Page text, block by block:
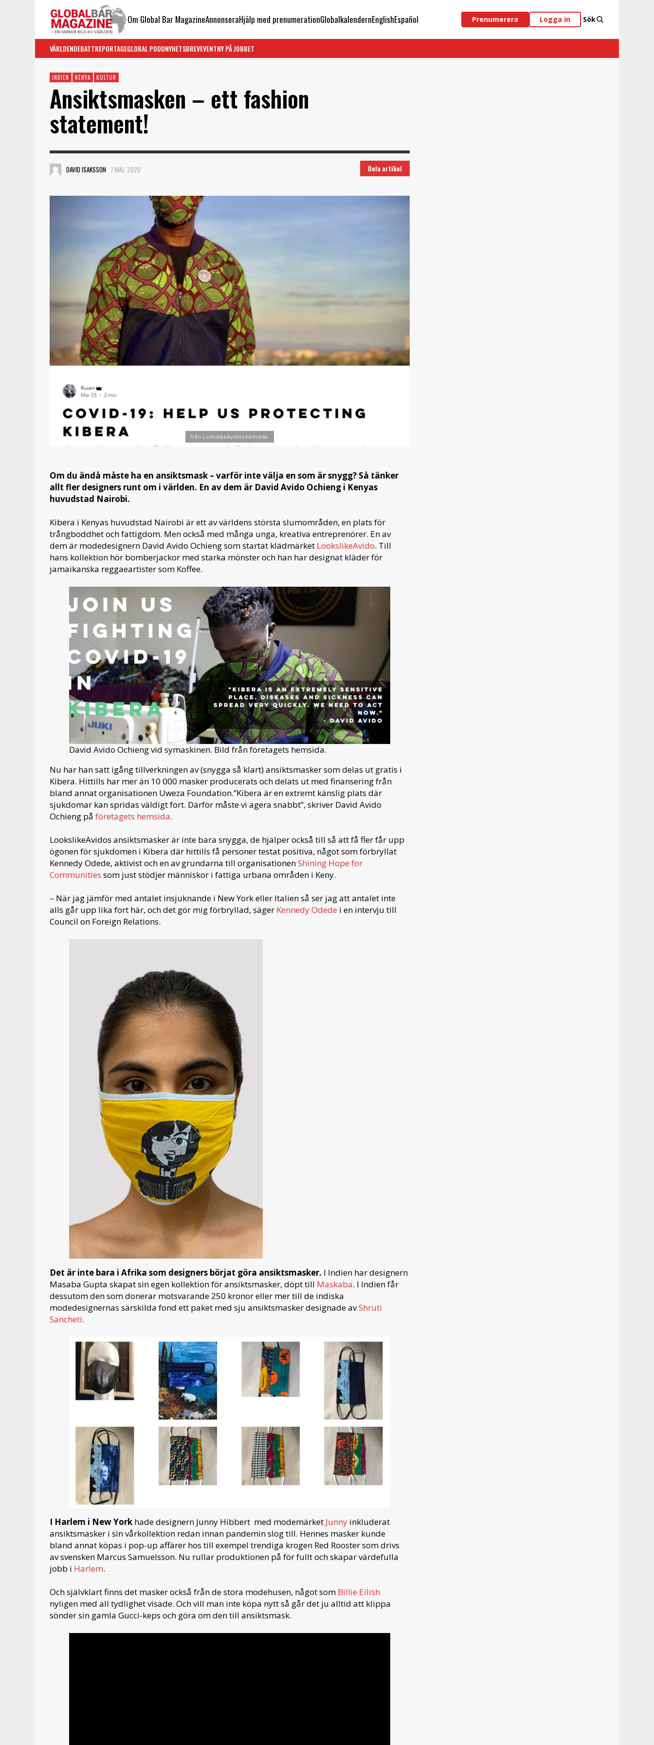
Om Global Bar MagazineAnnonseraHjälp med prenumerationGlobalkalendernEnglishEspañol Prenumerera Logga in Sök
VÄRLDENDEBATTREPORTAGEGLOBAL PODDNYHETSBREVEVENTNY PÅ JOBBET
INDIEN KENYA KULTUR
Ansiktsmasken – ett fashion
statement!
DAVID ISAKSSON 7 MAJ, 2020 Dela artikel
från LookslikeAvidos hemsida.
Om du ändå måste ha en ansiktsmask – varför inte välja en som är snygg? Så tänker
allt fler designers runt om i världen. En av dem är David Avido Ochieng i Kenyas
huvudstad Nairobi.
Kibera i Kenyas huvudstad Nairobi är ett av världens största slumområden, en plats för
trångboddhet och fattigdom. Men också med många unga, kreativa entreprenörer. En av
dem är modedesignern David Avido Ochieng som startat klädmärket LookslikeAvido. Till
hans kollektion hör bomberjackor med starka mönster och han har designat kläder för
jamaikanska reggaeartister som Koffee.
David Avido Ochieng vid symaskinen. Bild från företagets hemsida.
Nu har han satt igång tillverkningen av (snygga så klart) ansiktsmasker som delas ut gratis i
Kibera. Hittills har mer än 10 000 masker producerats och delats ut med finansering från
bland annat organisationen Uweza Foundation.”Kibera är en extremt känslig plats där
sjukdomar kan spridas väldigt fort. Därför måste vi agera snabbt”, skriver David Avido
Ochieng på företagets hemsida.
LookslikeAvidos ansiktsmasker är inte bara snygga, de hjälper också till så att få fler får upp
ögonen för sjukdomen i Kibera där hittills få personer testat positiva, något som förbryllat
Kennedy Odede, aktivist och en av grundarna till organisationenShining Hope for
Communities som just stödjer människor i fattiga urbana områden i Keny.
– När jag jämför med antalet insjuknande i New York eller Italien så ser jag att antalet inte
alls går upp lika fort här, och det gör mig förbryllad, säger Kennedy Odede i en intervju till
Council on Foreign Relations.
Det är inte bara i Afrika som designers börjat göra ansiktsmasker. I Indien har designern
Masaba Gupta skapat sin egen kollektion för ansiktsmasker, döpt till Maskaba. I Indien får
dessutom den som donerar motsvarande 250 kronor eller mer till de indiska
modedesignernas särskilda fond ett paket med sju ansiktsmasker designade avShruti
Sancheti.
I Harlem i New York hade designern Junny Hibbert med modemärket Junny inkluderat
ansiktsmasker i sin vårkollektion redan innan pandemin slog till. Hennes masker kunde
bland annat köpas i pop-up affärer hos till exempel trendiga krogen Red Rooster som drivs
av svensken Marcus Samuelsson. Nu rullar produktionen på för fullt och skapar värdefulla
jobb i Harlem.
Och självklart finns det masker också från de stora modehusen, något som Billie Eilish
nyligen med all tydlighet visade. Och vill man inte köpa nytt så går det ju alltid att klippa
sönder sin gamla Gucci-keps och göra om den till ansiktsmask.